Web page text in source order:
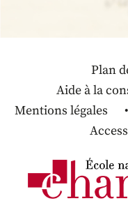
Plan
Aide à la
Mentions légales